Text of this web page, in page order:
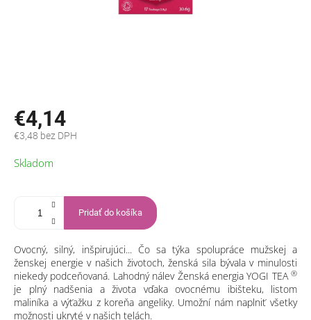
€4,14
€3,48 bez DPH
cena:
Skladom
Pridať do košíka
Ovocný, silný, inšpirujúci... Čo sa týka spolupráce mužskej a
ženskej energie v našich životoch, ženská sila bývala v minulosti
niekedy podceňovaná. Lahodný nálev Ženská energia YOGI TEA ®
je plný nadšenia a života vďaka ovocnému ibišteku, listom
maliníka a výťažku z koreňa angeliky. Umožní nám naplniť všetky
možnosti ukryté v našich telách.